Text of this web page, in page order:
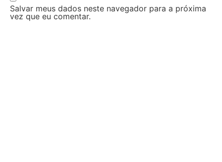
Salvar meus dados neste navegador para a próxima
vez que eu comentar.